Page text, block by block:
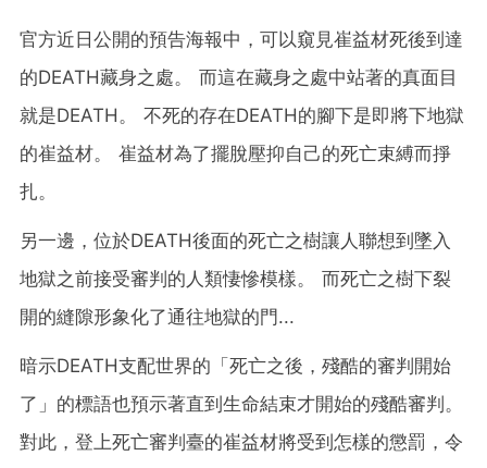
官方近日公開的預告海報中，可以窺見崔益材死後到達
的DEATH藏身之處。 而這在藏身之處中站著的真面目
就是DEATH。 不死的存在DEATH的腳下是即將下地獄
的崔益材。 崔益材為了擺脫壓抑自己的死亡束縛而掙
扎。
另一邊，位於DEATH後面的死亡之樹讓人聯想到墜入
地獄之前接受審判的人類悽慘模樣。 而死亡之樹下裂
開的縫隙形象化了通往地獄的門...
暗示DEATH支配世界的「死亡之後，殘酷的審判開始
了」的標語也預示著直到生命結束才開始的殘酷審判。
對此，登上死亡審判臺的崔益材將受到怎樣的懲罰，令